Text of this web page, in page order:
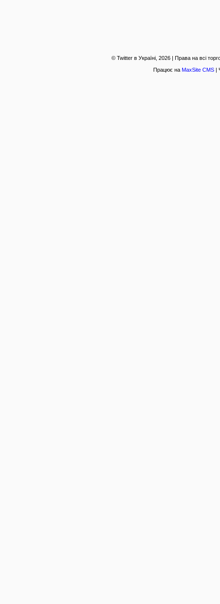
© Twitter в Україні, 2026 | Права на всі
Працює на MaxSite CMS|